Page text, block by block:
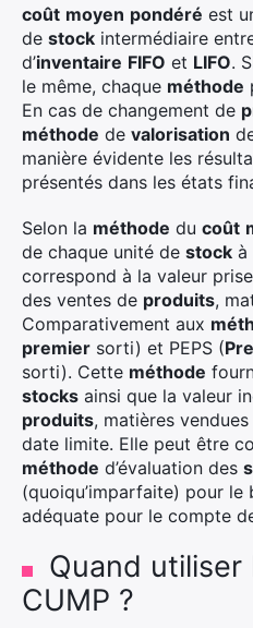
coût moyen pondéré est
de stock intermédiaire
d’inventaire FIFO et LIFO.
le même, chaque méthode
En cas de changement de
méthode de valorisation
manière évidente les
présentés dans les états
Selon la méthode du coût
de chaque unité de stock à
correspond à la valeur
des ventes de produits,
Comparativement aux
premier sorti) et PEPS (
sorti). Cette méthode
stocks ainsi que la valeur
produits, matières
date limite. Elle peut être
méthode d’évaluation des
(quoiqu’imparfaite) pour le
adéquate pour le compte
Quand utiliser
CUMP ?